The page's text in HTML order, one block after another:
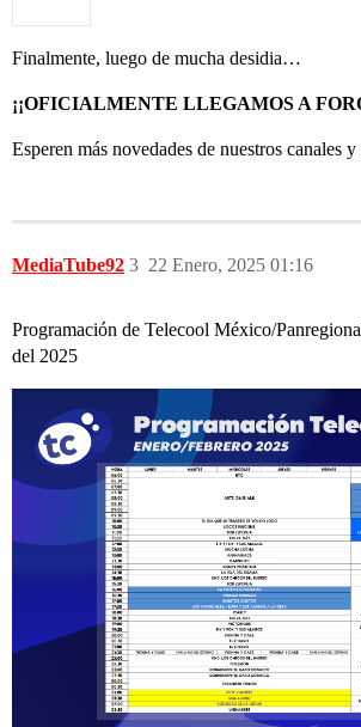
Finalmente, luego de mucha desidia…
¡¡OFICIALMENTE LLEGAMOS A
Esperen más novedades de nuestros canales
MediaTube92 22 Enero, 2025 01:16
3
Programación de Telecool México/
del 2025